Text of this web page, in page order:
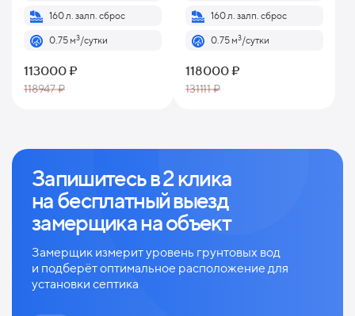
160 л. залп. сброс
0.75 м3/сутки
113000 ₽
118947 ₽
160 л. залп. сброс
0.75 м3/сутки
118000 ₽
131111 ₽
Запишитесь в 2 клика
набесплатный выезд
замерщика на объект
Замерщик измерит уровень грунтовых вод
и подберёт оптимальное расположение для
установки септика